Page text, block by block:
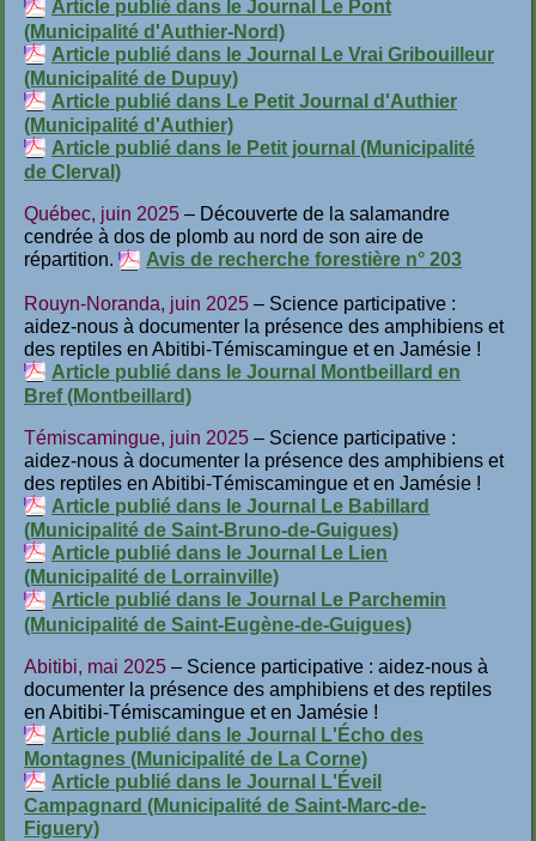
Article publié dans le Journal Le Pont
(Municipalité d'Authier-Nord)
Article publié dans le Journal Le Vrai Gribouilleur
(Municipalité de Dupuy)
Article publié dans Le Petit Journal d'Authier
(Municipalité d'Authier)
Article publié dans le Petit journal (Municipalité
de Clerval)
Québec, juin 2025 – Découverte de la salamandre
cendrée à dos de plomb au nord de son aire de
répartition.
Avis de recherche forestière n° 203
Rouyn-Noranda, juin 2025 – Science participative :
aidez-nous à documenter la présence des amphibiens et
des reptiles en Abitibi-Témiscamingue et en Jamésie !
Article publié dans le Journal Montbeillard en
Bref (Montbeillard)
Témiscamingue, juin 2025 – Science participative :
aidez-nous à documenter la présence des amphibiens et
des reptiles en Abitibi-Témiscamingue et en Jamésie !
Article publié dans le Journal Le Babillard
(Municipalité de Saint-Bruno-de-Guigues)
Article publié dans le Journal Le Lien
(Municipalité de Lorrainville)
Article publié dans le Journal Le Parchemin
(Municipalité de Saint-Eugène-de-Guigues)
Abitibi, mai 2025 – Science participative : aidez-nous à
documenter la présence des amphibiens et des reptiles
en Abitibi-Témiscamingue et en Jamésie !
Article publié dans le Journal L'Écho des
Montagnes (Municipalité de La Corne)
Article publié dans le Journal L'Éveil
Campagnard (Municipalité de Saint-Marc-de-
Figuery)